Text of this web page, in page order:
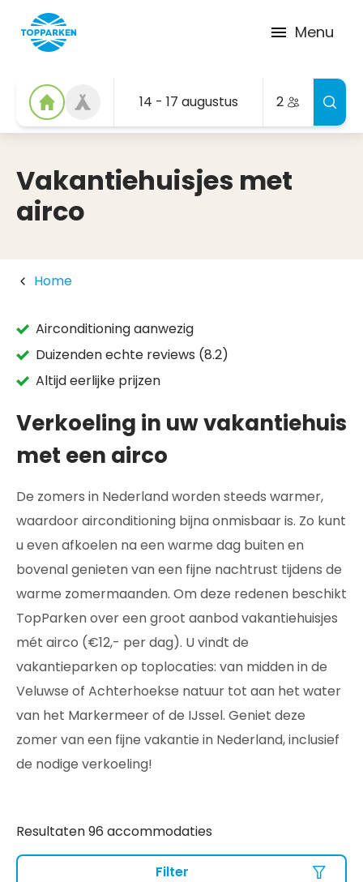
Menu
14 - 17 augustus 2
Vakantiehuisjes met
airco
Home
Airconditioning aanwezig
Duizenden echte reviews (8.2)
Altijd eerlijke prijzen
Verkoeling in uw vakantiehuis
met een airco
De zomers in Nederland worden steeds warmer,
waardoor airconditioning bijna onmisbaar is. Zo kunt
u even afkoelen na een warme dag buiten en
bovenal genieten van een fijne nachtrust tijdens de
warme zomermaanden. Om deze redenen beschikt
TopParken over een groot aanbod vakantiehuisjes
mét airco (€12,- per dag). U vindt de
vakantieparken op toplocaties: van midden in de
Veluwse of Achterhoekse natuur tot aan het water
van het Markermeer of de IJssel. Geniet deze
zomer van een fijne vakantie in Nederland, inclusief
de nodige verkoeling!
Resultaten 96 accommodaties
Filter